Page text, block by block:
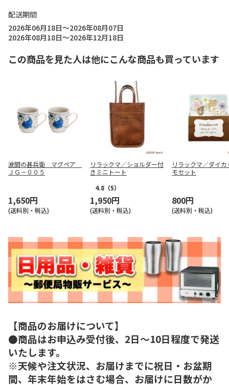
配送期間
2026年06月18日～2026年08月07日
2026年08月18日～2026年12月18日
この商品を見た人は他にこんな商品も買っています
波間の甚兵衛 マグペア
ＪＧ－００５
1,650円
(送料別・税込)
リラックマ／ショルダー付
きミニトート
4.8 （5）
1,950円
(送料別・税込)
リラックマ／ダイ
モセット
800円
(送料別・税込)
【商品のお届けについて】
●商品はお申込み受付後、2日～10日程度で発送
いたします。
※天候や注文状況、お届けまでに祝日・お盆期
間、年末年始をはさむ場合、お届けに日数がか